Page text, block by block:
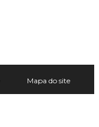
Mapa do site